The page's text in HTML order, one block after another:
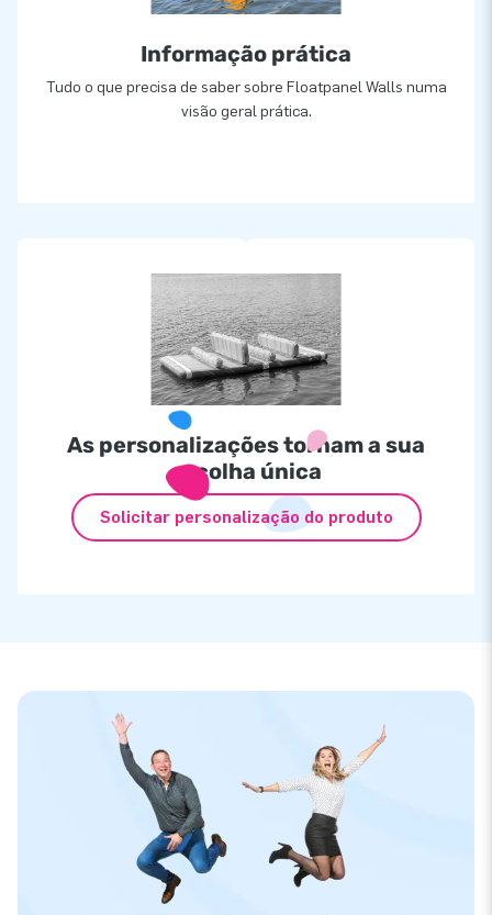
Informação prática
Tudo o que precisa de saber sobre Floatpanel Walls numa
visão geral prática.
As personalizações tornam a sua
escolha única
Solicitar personalização do produto